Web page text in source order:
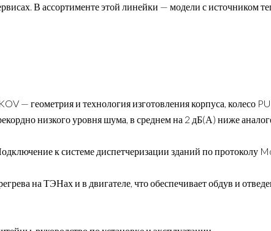
В ассортименте этой линейки — модели с источником
— геометрия и технология изготовления корпуса, колесо
низкого уровня шума, в среднем на 2 дБ(А) ниже
к системе диспетчеризации зданий по протоколу
на ТЭНах и в двигателе, что обеспечивает обдув и